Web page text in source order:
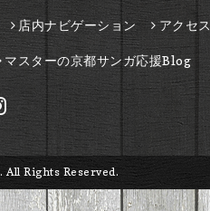
店内ナビゲーション アクセス
マスターの京都サンガ応援Blog
. All Rights Reserved.